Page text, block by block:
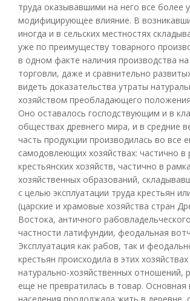
труда оказывавшими на него все более
модифицирующее влияние. В
иногда и в сельских местностях
уже по преимуществу товарного
в одном факте наличия производства
торговли, даже и сравнительно
видеть доказательства утраты
хозяйством преобладающего
Оно оставалось господствующим и в
обществах древнего мира, и в средние
часть продукции производилась во все
самодовлеющих хозяйствах: частично в
крестьянских хозяйств, частично в
хозяйственных образований,
с целью эксплуатации труда крестьян
(царские и храмовые хозяйства стран
Востока, античного
частности латифундии, феодальная
Эксплуатация как рабов, так и
крестьян происходила в этих
натурально-хозяйственных отношений,
еще не превратилась в товар. Основная
населения продолжала жить в деревне,